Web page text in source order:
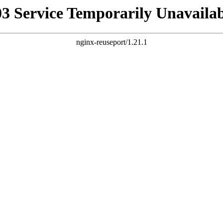
Service Temporarily
nginx-reuseport/1.21.1